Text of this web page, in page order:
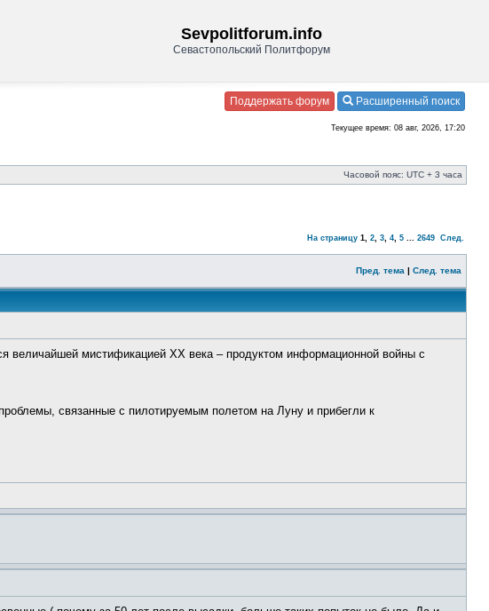
Sevpolitforum.info
Севастопольский Политфорум
Поддержать форум Расширенный поиск
Текущее время: 08 авг, 2026, 17:20
Часовой пояс: UTC + 3 часа
На страницу 1, 2, 3, 4, 5 ... 2649 След.
Пред. тема | След. тема
величайшей мистификацией ХХ века – продуктом информационной войны с
связанные с пилотируемым полетом на Луну и прибегли к